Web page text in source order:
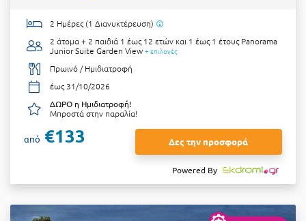
2 Ημέρες (1 Διανυκτέρευση)
2 άτομα + 2 παιδιά 1 έως 12 ετών και 1 έως 1 έτους Panorama
Junior Suite Garden View + επιλογές
Πρωινό / Ημιδιατροφή
έως 31/10/2026
ΔΩΡΟ η Ημιδιατροφή!
Μπροστά στην παραλία!
από €133 Δες την προσφορά
Powered By